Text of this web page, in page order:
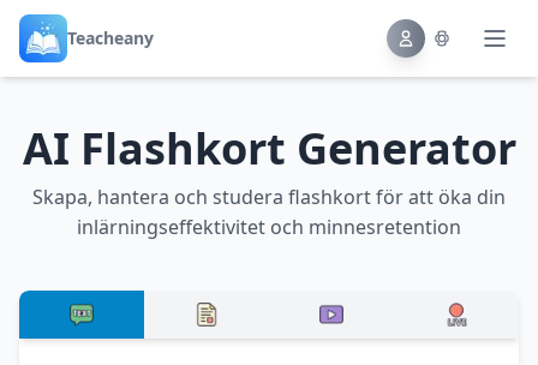
Teacheany
AI Flashkort Generator
Skapa, hantera och studera flashkort för att öka din
inlärningseffektivitet och minnesretention